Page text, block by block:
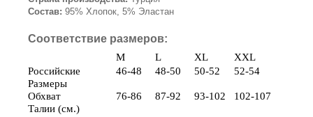
Состав: 95% Хлопок, 5% Эластан
Соответствие размеров:
M L XL
XXL
Российские
Размеры
46-48 48-50 50-52 52-54
Обхват
Талии (см.)
76-86 87-92 93-102 102-107